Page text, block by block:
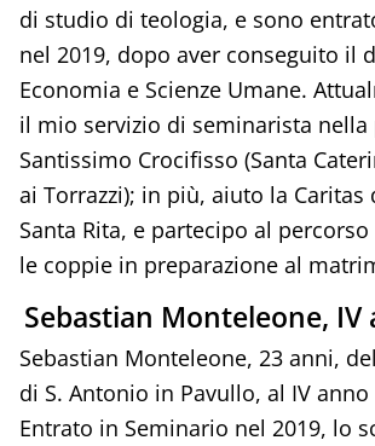
di studio di teologia, e sono
nel 2019, dopo aver conseguito il
Economia e Scienze Umane.
il mio servizio di seminarista nella
Santissimo Crocifisso (Santa
ai Torrazzi); in più, aiuto la Caritas
Santa Rita, e partecipo al
le coppie in preparazione al
Sebastian Monteleone, IV
Sebastian Monteleone, 23 anni,
di S. Antonio in Pavullo, al IV
Entrato in Seminario nel 2019, lo